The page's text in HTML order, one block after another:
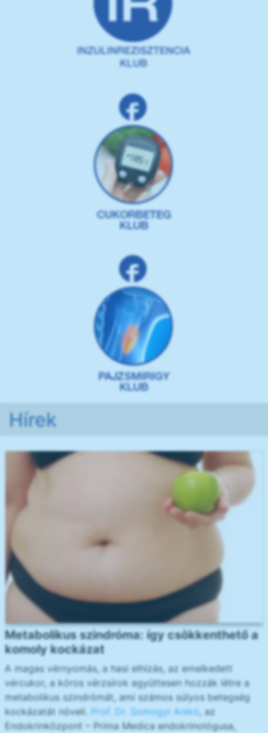
Hírek
Metabolikus szindróma: így csökkenthető a
komoly kockázat
A magas vérnyomás, a hasi elhízás, az emelkedett
vércukor, a kóros vérzsírok együttesen hozzák létre a
metabolikus szindrómát, ami számos súlyos betegség
kockázatát növeli. Prof. Dr. Somogyi Anikó, az
Endokrinközpont – Prima Medica endokrinológusa,